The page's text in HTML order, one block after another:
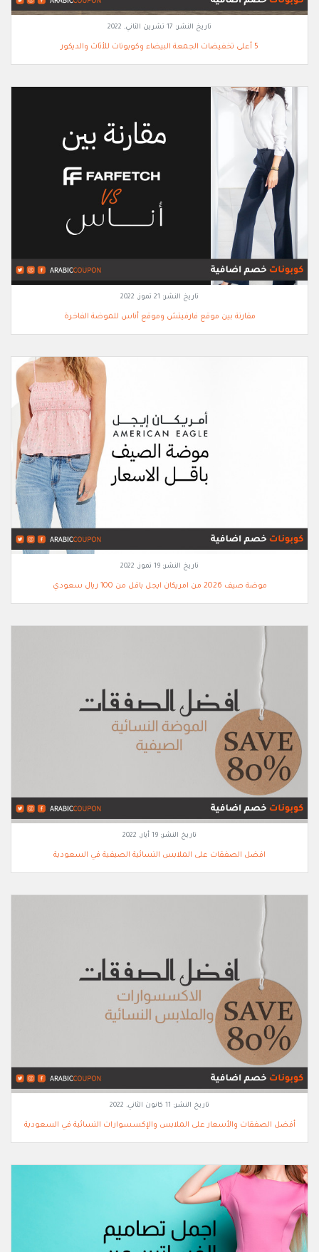
تاريخ النشر: 17 تشرين الثاني, 2022
5 أعلى تخفيضات الجمعة البيضاء وكوبونات للأثاث والديكور
تاريخ النشر: 21 تموز, 2022
مقارنة بين موقع فارفيتش وموقع أناس للموضة الفاخرة
تاريخ النشر: 19 تموز, 2022
موضة صيف 2026 من امريكان ايجل باقل من 100 ريال سعودي
تاريخ النشر: 19 أيار, 2022
افضل الصفقات على الملابس النسائية الصيفية في السعودية
تاريخ النشر: 11 كانون الثاني, 2022
أفضل الصفقات والأسعار على الملابس والإكسسوارات النسائية في السعودية